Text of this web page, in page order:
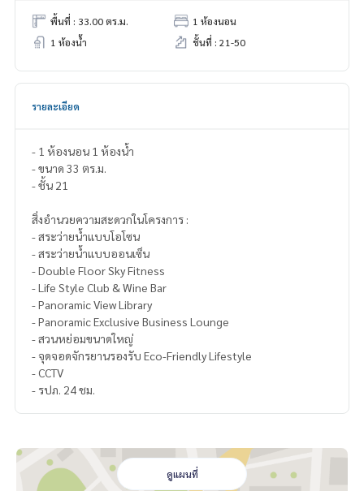
พื้นที่ : 33.00 ตร.ม.
1 ห้องนอน
1 ห้องน้ำ
ชั้นที่ : 21-50
รายละเอียด
- 1 ห้องนอน 1 ห้องน้ำ
- ขนาด 33 ตร.ม.
- ชั้น 21
สิ่งอำนวยความสะดวกในโครงการ :
- สระว่ายน้ำแบบโอโซน
- สระว่ายน้ำแบบออนเซ็น
- Double Floor Sky Fitness
- Life Style Club & Wine Bar
- Panoramic View Library
- Panoramic Exclusive Business Lounge
- สวนหย่อมขนาดใหญ่
- จุดจอดจักรยานรองรับ Eco-Friendly Lifestyle
- CCTV
- รปภ. 24 ชม.
ดูแผนที่